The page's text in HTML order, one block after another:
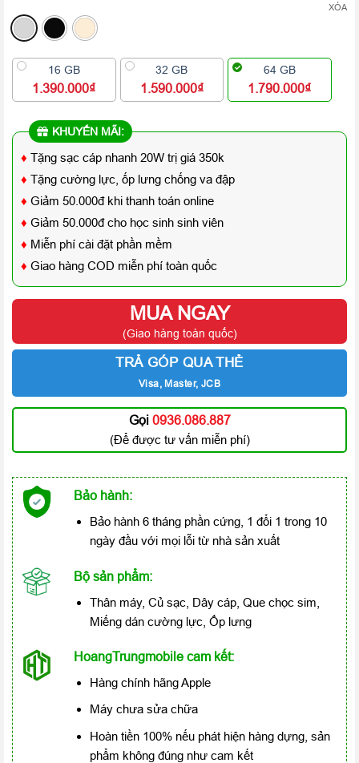
XÓA
16 GB
1.390.000₫
32 GB
1.590.000₫
64 GB
1.790.000₫
KHUYẾN MÃI:
♦ Tặng sạc cáp nhanh 20W trị giá 350k
♦ Tặng cường lực, ốp lưng chống va đập
♦ Giảm 50.000đ khi thanh toán online
♦ Giảm 50.000đ cho học sinh sinh viên
♦ Miễn phí cài đặt phần mềm
♦ Giao hàng COD miễn phí toàn quốc
MUA NGAY
(Giao hàng toàn quốc)
TRẢ GÓP QUA THẺ
Visa, Master, JCB
Gọi 0936.086.887
(Để được tư vấn miễn phí)
Bảo hành:
Bảo hành 6 tháng phần cứng, 1 đổi 1 trong 10
ngày đầu với mọi lỗi từ nhà sản xuất
Bộ sản phẩm:
Thân máy, Củ sạc, Dây cáp, Que chọc sim,
Miếng dán cường lực, Ốp lưng
HoangTrungmobile cam kết:
Hàng chính hãng Apple
Máy chưa sửa chữa
Hoàn tiền 100% nếu phát hiện hàng dựng, sản
phẩm không đúng như cam kết